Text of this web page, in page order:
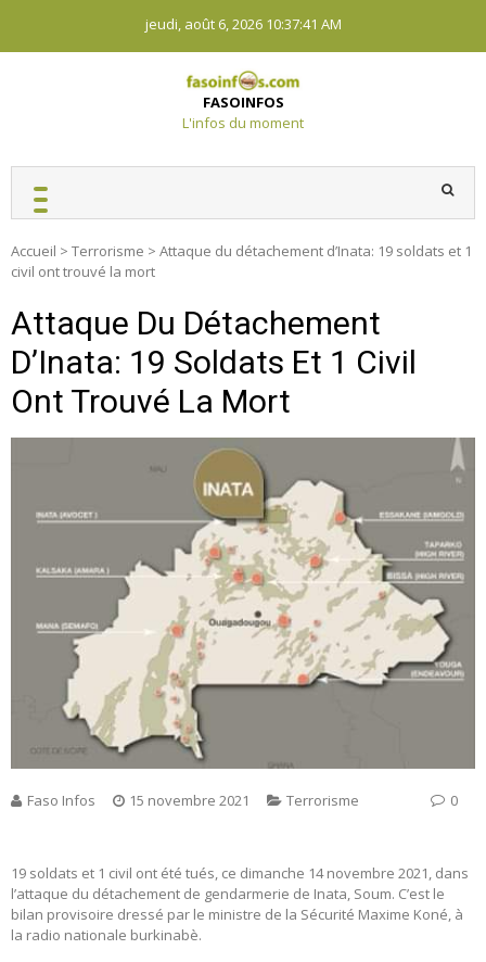
content
jeudi, août 6, 2026 10:37:42 AM
FASOINFOS
L'infos du moment
Accueil > Terrorisme > Attaque du détachement d’Inata: 19 soldats et 1
civil ont trouvé la mort
Attaque Du Détachement
D’Inata: 19 Soldats Et 1 Civil
Ont Trouvé La Mort
Faso Infos 15 novembre 2021 Terrorisme 0
19 soldats et 1 civil ont été tués, ce dimanche 14 novembre 2021, dans
l’attaque du détachement de gendarmerie de Inata, Soum. C’est le
bilan provisoire dressé par le ministre de la Sécurité Maxime Koné, à
la radio nationale burkinabè.